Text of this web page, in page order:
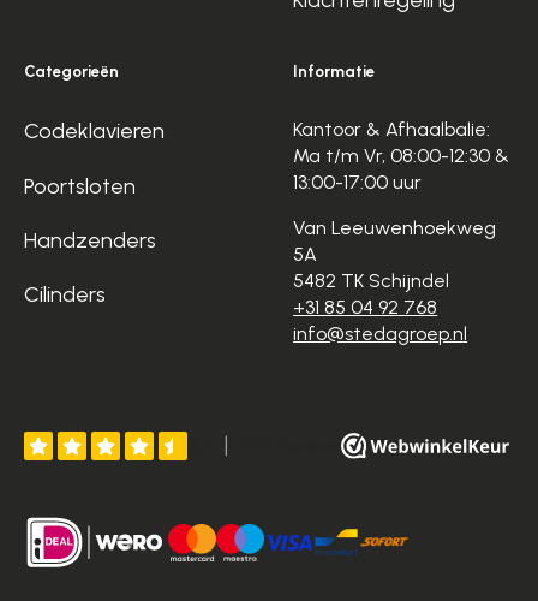
Categorieën
Codeklavieren
Poortsloten
Handzenders
Cilinders
Informatie
Kantoor & Afhaalbalie:
Ma t/m Vr, 08:00-12:30 &
13:00-17:00 uur
Van Leeuwenhoekweg
5A
5482 TK Schijndel
+31 85 04 92 768
info@stedagroep.nl